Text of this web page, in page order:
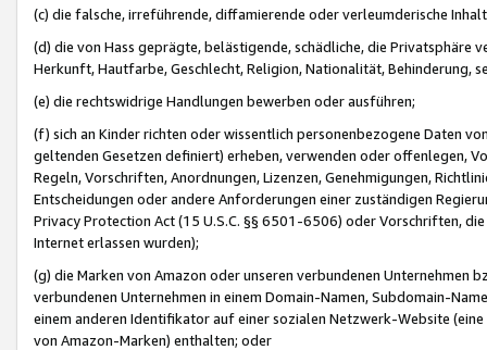
(c) die falsche, irreführende, diffamierende oder verleumderische
(d) die von Hass geprägte, belästigende, schädliche, die Privatsphäre
Herkunft, Hautfarbe, Geschlecht, Religion, Nationalität, Behinderung,
(e) die rechtswidrige Handlungen bewerben oder ausführen;
(f) sich an Kinder richten oder wissentlich personenbezogene Daten
geltenden Gesetzen definiert) erheben, verwenden oder offenlegen,
Regeln, Vorschriften, Anordnungen, Lizenzen, Genehmigungen,
Entscheidungen oder andere Anforderungen einer zuständigen
Privacy Protection Act (15 U.S.C. §§ 6501-6506) oder Vorschriften,
Internet erlassen wurden);
(g) die Marken von Amazon oder unseren verbundenen Unternehmen
verbundenen Unternehmen in einem Domain-Namen, Subdomain-
einem anderen Identifikator auf einer sozialen Netzwerk-Website
von Amazon-Marken) enthalten; oder